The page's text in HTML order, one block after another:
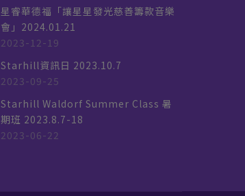
星睿華德福「讓星星發光慈善籌款音樂
會」2024.01.21
2023-12-19
Starhill資訊日 2023.10.7
2023-09-25
Starhill Waldorf Summer Class 暑
期班 2023.8.7-18
2023-06-22